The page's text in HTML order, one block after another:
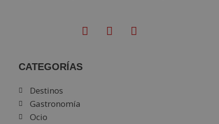
CATEGORÍAS
Destinos
Gastronomía
Ocio